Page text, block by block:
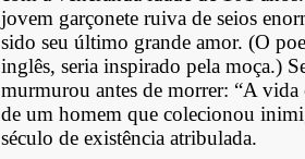
jovem garçonete ruiva de seios
sido seu último grande amor. (O
inglês, seria inspirado pela moça.)
murmurou antes de morrer: “A
de um homem que colecionou
século de existência atribulada.